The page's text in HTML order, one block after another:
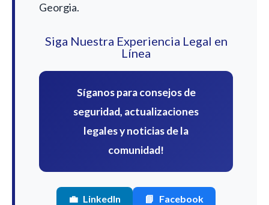
Georgia.
Siga Nuestra Experiencia Legal en
Línea
Síganos para consejos de
seguridad, actualizaciones
legales y noticias de la
comunidad!
💼 LinkedIn 📘 Facebook